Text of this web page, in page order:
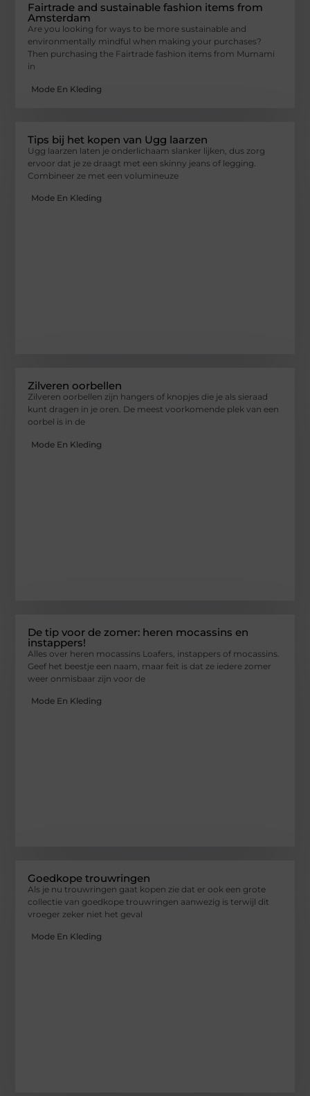
Fairtrade and sustainable fashion items from
Amsterdam
Are you looking for ways to be more sustainable and
environmentally mindful when making your purchases?
Then purchasing the Fairtrade fashion items from Mumami
in
Mode En Kleding
Tips bij het kopen van Ugg laarzen
Ugg laarzen laten je onderlichaam slanker lijken, dus zorg
ervoor dat je ze draagt met een skinny jeans of legging.
Combineer ze met een volumineuze
Mode En Kleding
Zilveren oorbellen
Zilveren oorbellen zijn hangers of knopjes die je als sieraad
kunt dragen in je oren. De meest voorkomende plek van een
oorbel is in de
Mode En Kleding
De tip voor de zomer: heren mocassins en
instappers!
Alles over heren mocassins Loafers, instappers of mocassins.
Geef het beestje een naam, maar feit is dat ze iedere zomer
weer onmisbaar zijn voor de
Mode En Kleding
Goedkope trouwringen
Als je nu trouwringen gaat kopen zie dat er ook een grote
collectie van goedkope trouwringen aanwezig is terwijl dit
vroeger zeker niet het geval
Mode En Kleding